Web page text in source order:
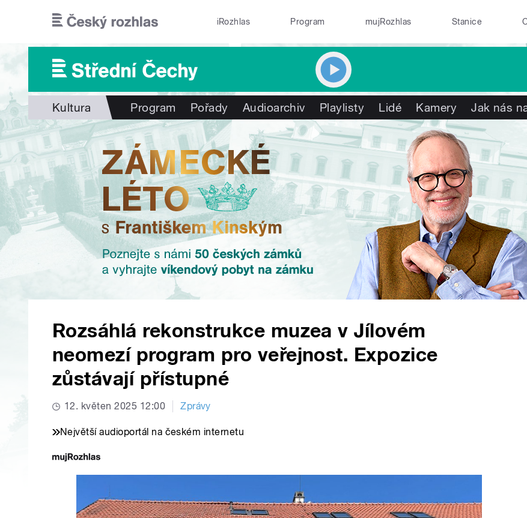
iRozhlas Program mujRozhlas Stanice
Kultura Program Pořady Audioarchiv Playlisty Lidé Kamery Jak nás
Rozsáhlá rekonstrukce muzea v Jílovém
neomezí program pro veřejnost. Expozice
zůstávají přístupné
12. květen 2025 12:00 Zprávy
Největší audioportál na českém internetu